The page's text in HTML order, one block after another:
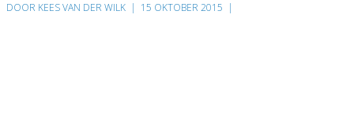
DOOR KEES VAN DER WILK | 15 OKTOBER 2015 |